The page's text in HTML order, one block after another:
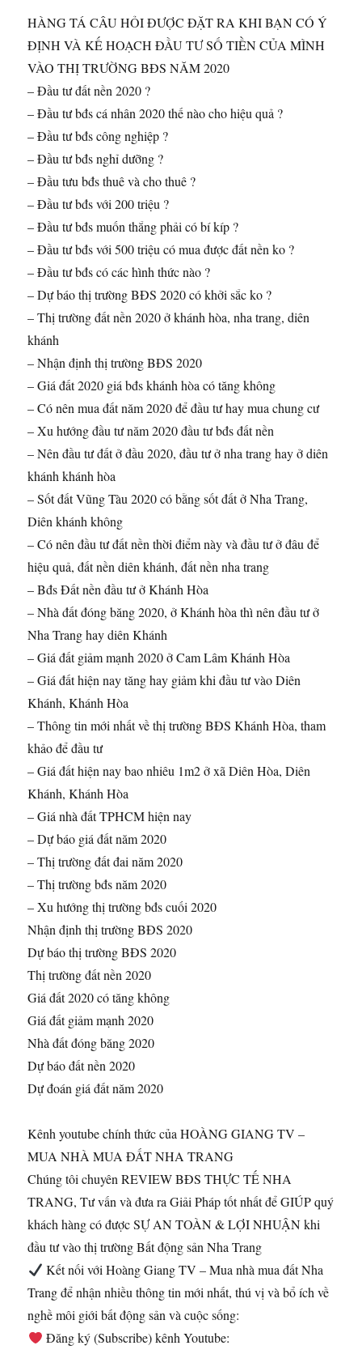
HÀNG TÁ CÂU HỎI ĐƯỢC ĐẶT RA KHI BẠN CÓ Ý
ĐỊNH VÀ KẾ HOẠCH ĐẦU TƯ SỐ TIỀN CỦA MÌNH
VÀO THỊ TRƯỜNG BĐS NĂM 2020
– Đầu tư đất nền 2020 ?
– Đầu tư bđs cá nhân 2020 thế nào cho hiệu quả ?
– Đầu tư bđs công nghiệp ?
– Đầu tư bđs nghỉ dưỡng ?
– Đầu tưu bđs thuê và cho thuê ?
– Đầu tư bđs với 200 triệu ?
– Đầu tư bđs muốn thắng phải có bí kíp ?
– Đầu tư bđs với 500 triệu có mua được đất nền ko ?
– Đầu tư bđs có các hình thức nào ?
– Dự báo thị trường BĐS 2020 có khởi sắc ko ?
– Thị trường đất nền 2020 ở khánh hòa, nha trang, diên
khánh
– Nhận định thị trường BĐS 2020
– Giá đất 2020 giá bđs khánh hòa có tăng không
– Có nên mua đất năm 2020 để đầu tư hay mua chung cư
– Xu hướng đầu tư năm 2020 đầu tư bđs đất nền
– Nên đầu tư đất ở đầu 2020, đầu tư ở nha trang hay ở diên
khánh khánh hòa
– Sốt đất Vũng Tàu 2020 có bằng sốt đất ở Nha Trang,
Diên khánh không
– Có nên đầu tư đất nền thời điểm này và đầu tư ở đâu để
hiệu quả, đất nền diên khánh, đất nền nha trang
– Bđs Đất nền đầu tư ở Khánh Hòa
– Nhà đất đóng băng 2020, ở Khánh hòa thì nên đầu tư ở
Nha Trang hay diên Khánh
– Giá đất giảm mạnh 2020 ở Cam Lâm Khánh Hòa
– Giá đất hiện nay tăng hay giảm khi đầu tư vào Diên
Khánh, Khánh Hòa
– Thông tin mới nhất về thị trường BĐS Khánh Hòa, tham
khảo để đầu tư
– Giá đất hiện nay bao nhiêu 1m2 ở xã Diên Hòa, Diên
Khánh, Khánh Hòa
– Giá nhà đất TPHCM hiện nay
– Dự báo giá đất năm 2020
– Thị trường đất đai năm 2020
– Thị trường bđs năm 2020
– Xu hướng thị trường bđs cuối 2020
Nhận định thị trường BĐS 2020
Dự báo thị trường BĐS 2020
Thị trường đất nền 2020
Giá đất 2020 có tăng không
Giá đất giảm mạnh 2020
Nhà đất đóng băng 2020
Dự báo đất nền 2020
Dự đoán giá đất năm 2020
Kênh youtube chính thức của HOÀNG GIANG TV –
MUA NHÀ MUA ĐẤT NHA TRANG
Chúng tôi chuyên REVIEW BĐS THỰC TẾ NHA
TRANG, Tư vấn và đưa ra Giải Pháp tốt nhất để GIÚP quý
khách hàng có được SỰ AN TOÀN & LỢI NHUẬN khi
đầu tư vào thị trường Bất động sản Nha Trang
Kết nối với Hoàng Giang TV – Mua nhà mua đất Nha
Trang để nhận nhiều thông tin mới nhất, thú vị và bổ ích về
nghề môi giới bất động sản và cuộc sống:
Đăng ký (Subscribe) kênh Youtube: